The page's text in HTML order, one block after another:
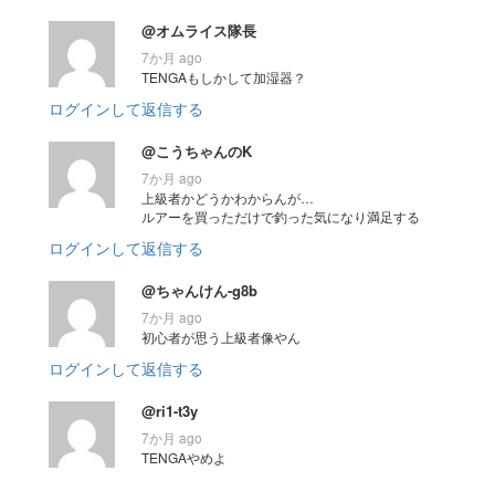
@オムライス隊長
7か月 ago
TENGAもしかして加湿器？
ログインして返信する
@こうちゃんのK
7か月 ago
上級者かどうかわからんが…
ルアーを買っただけで釣った気になり満足する
ログインして返信する
@ちゃんけん-g8b
7か月 ago
初心者が思う上級者像やん
ログインして返信する
@ri1-t3y
7か月 ago
TENGAやめよ